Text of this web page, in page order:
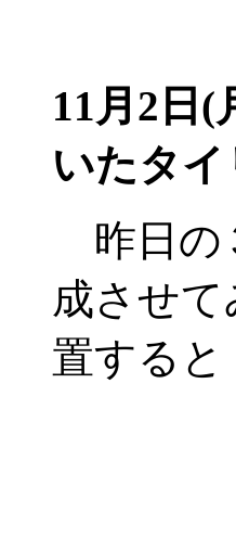
11月2日(
いたタ
昨日の
成させ
置すると